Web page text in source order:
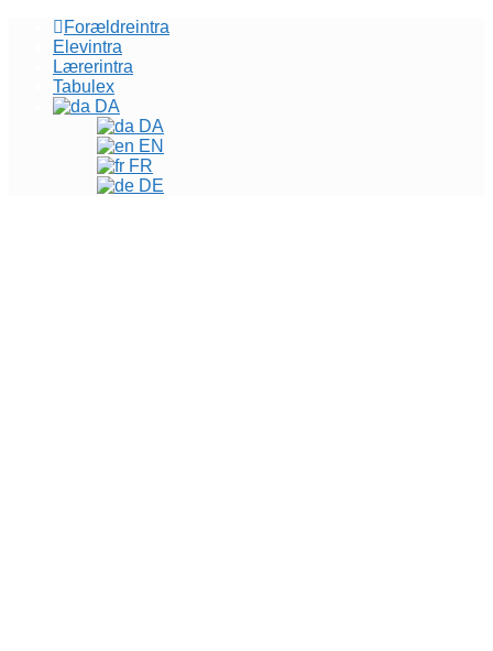
Forældreintra
Elevintra
Lærerintra
Tabulex
DA
DA
EN
FR
DE